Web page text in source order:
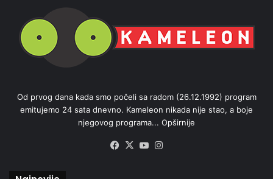
Od prvog dana kada smo počeli sa radom (26.12.1992) program
emitujemo 24 sata dnevno. Kameleon nikada nije stao, a boje
njegovog programa... Opširnije
Facebook
X YouTube